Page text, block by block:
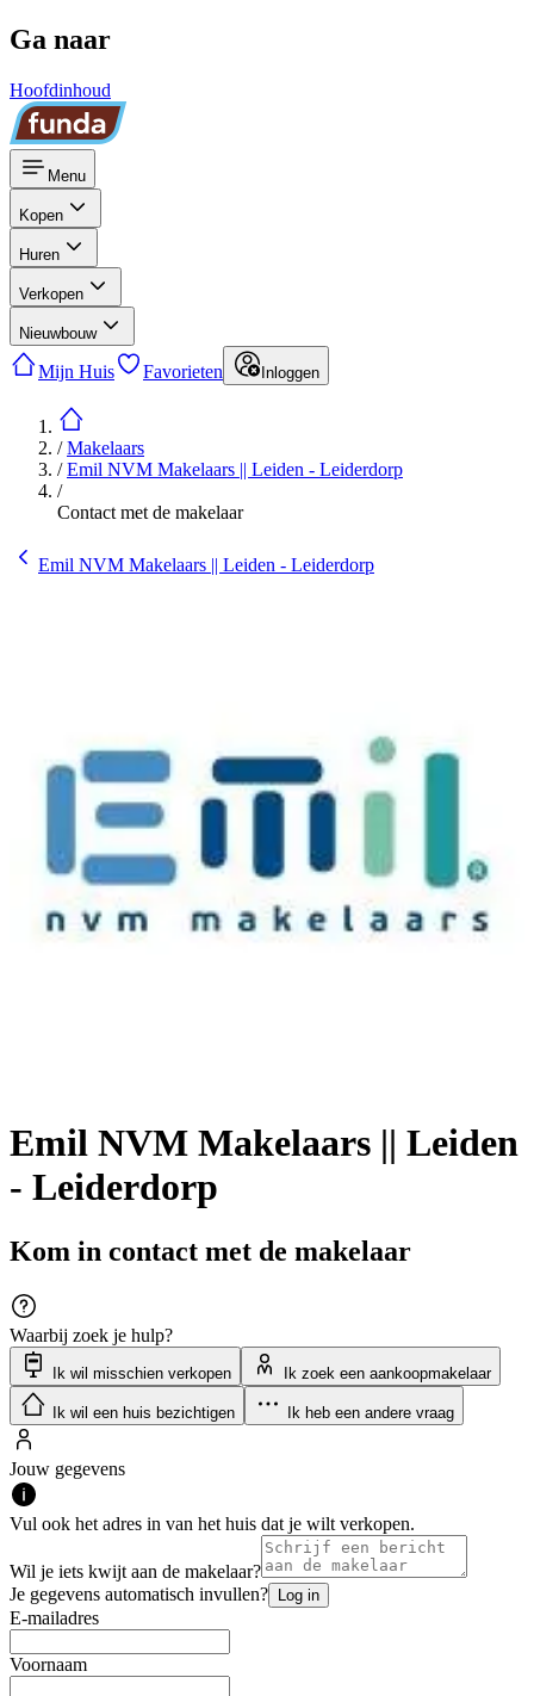
Ga naar
Hoofdinhoud
Menu
Kopen
Huren
Verkopen
Nieuwbouw
Mijn Huis Favorieten Inloggen
/Makelaars
/Emil NVM Makelaars || Leiden - Leiderdorp
/
Contact met de makelaar
Emil NVM Makelaars || Leiden - Leiderdorp
Emil NVM Makelaars || Leiden
- Leiderdorp
Kom in contact met de makelaar
Waarbij zoek je hulp?
Ik wil misschien verkopen Ik zoek een aankoopmakelaar
Ik wil een huis bezichtigen Ik heb een andere vraag
Jouw gegevens
Vul ook het adres in van het huis dat je wilt verkopen.
Wil je iets kwijt aan de makelaar?
Je gegevens automatisch invullen? Log in
E-mailadres
Voornaam